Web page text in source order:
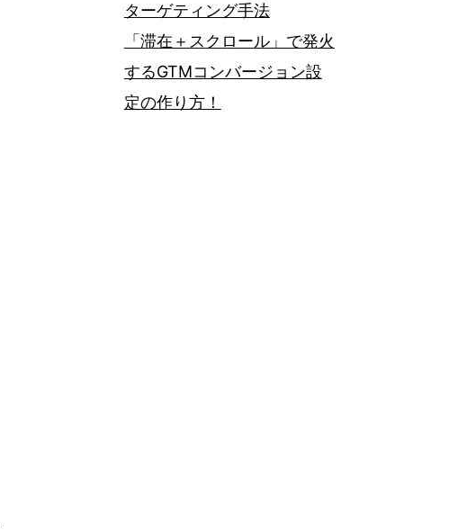
ターゲティング手法
「滞在＋スクロール」で発火
するGTMコンバージョン設
定の作り方！